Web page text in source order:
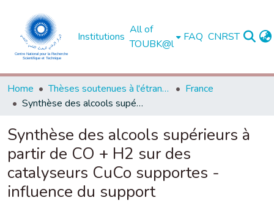
Institutions
All of
TOUBK@l
FAQ CNRST
Home Thèses soutenues à l'étranger
France
Synthèse des alcools supérieurs à partir de CO + H2 sur des catalyseurs CuCo supportes - influence du support
Synthèse des alcools supérieurs à
partir de CO + H2 sur des
catalyseurs CuCo supportes -
influence du support